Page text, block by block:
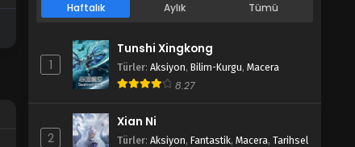
Haftalık Aylık Tümü
1
Tunshi Xingkong
Türler: Aksiyon, Bilim-Kurgu, Macera
8.27
2
Xian Ni
Türler: Aksiyon, Fantastik, Macera, Tarihsel